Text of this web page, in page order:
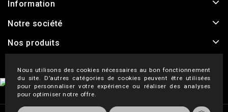
Nous utilisons des cookies nécessaires au bon fonctionnement
du site. D’autres catégories de cookies peuvent être utilisées
pour personnaliser votre expérience ou réaliser des analyses
pour optimiser notre offre.
Information
Notre société
Nos produits